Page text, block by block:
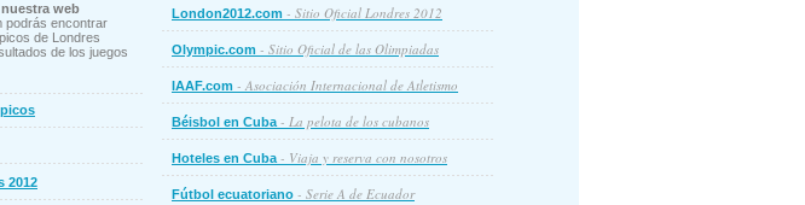
web
podrás encontrar
de Londres
de los juegos
2012
London2012.com - Sitio Oficial Londres 2012
Olympic.com - Sitio Oficial de las Olimpiadas
IAAF.com - Asociación Internacional de Atletismo
Béisbol en Cuba- La pelota de los cubanos
Hoteles en Cuba- Viaja y reserva con nosotros
Fútbol ecuatoriano - Serie A de Ecuador